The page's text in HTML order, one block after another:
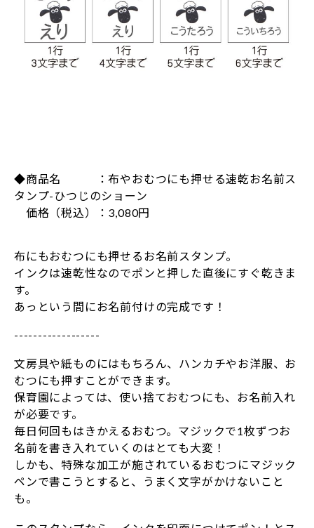
◆商品名 ：布やおむつにも押せる速乾お名前ス
タンプ-ひつじのショーン
価格（税込）：3,080円
布にもおむつにも押せるお名前スタンプ。
インクは速乾性なのでポンと押した直後にすぐ乾きま
す。
あっという間にお名前付けの完成です！
------------------
文房具や紙ものにはもちろん、ハンカチやお洋服、お
むつにも押すことができます。
保育園によっては、使い捨ておむつにも、お名前入れ
が必要です。
毎日何回もはきかえるおむつ。マジックで1枚ずつお
名前を書き入れていくのはとても大変！
しかも、特殊な加工が施されているおむつにマジック
ペンで書こうとすると、うまく文字がかけないこと
も。